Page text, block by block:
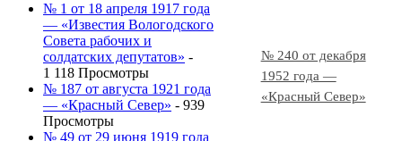
№ 240 от декабря
1952 года —
«Красный Север»
№ 1 от 18 апреля 1917 года
— «Известия Вологодского
Совета рабочих и
солдатских депутатов» -
1 118 Просмотры
№ 187 от августа 1921 года
— «Красный Север» - 939
Просмотры
№ 49 от 29 июня 1919 года